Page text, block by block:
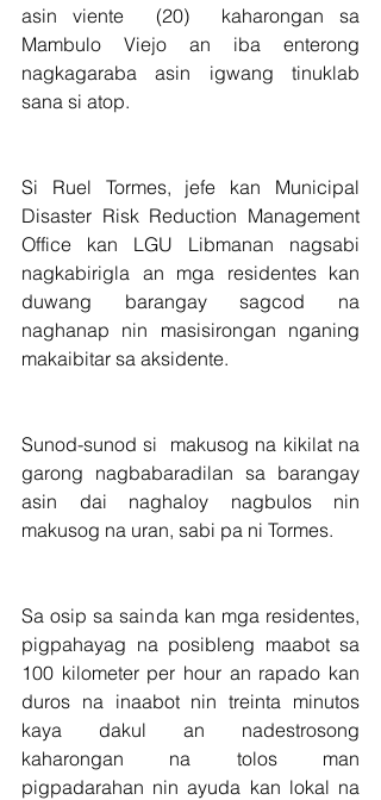
asin viente  (20)  kaharongan sa
Mambulo Viejo an iba enterong
nagkagaraba asin igwang tinuklab
sana si atop.
Si Ruel Tormes, jefe kan Municipal
Disaster Risk Reduction Management
Office kan LGU Libmanan nagsabi
nagkabirigla an mga residentes kan
duwang barangay sagcod na
naghanap nin masisirongan nganing
makaibitar sa aksidente.
Sunod-sunod si  makusog na kikilat na
garong nagbabaradilan sa barangay
asin dai naghaloy nagbulos nin
makusog na uran, sabi pa ni Tormes.
Sa osip sa sainda kan mga residentes,
pigpahayag na posibleng maabot sa
100 kilometer per hour an rapado kan
duros na inaabot nin treinta minutos
kaya dakul an nadestrosong
kaharongan na tolos man
pigpadarahan nin ayuda kan lokal na